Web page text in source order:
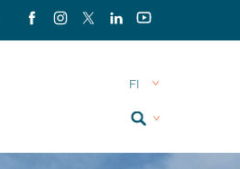
Facebook
Instagram
X LinkedIn